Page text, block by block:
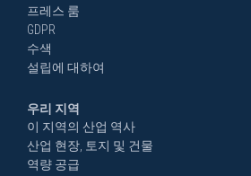
프레스 룸
GDPR
수색
설립에 대하여
우리 지역
이 지역의 산업 역사
산업 현장, 토지 및 건물
역량 공급